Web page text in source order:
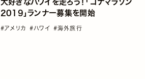
大好きなハワイを走ろう！「コナマラソン
2019」ランナー募集を開始
#アメリカ #ハワイ #海外旅行